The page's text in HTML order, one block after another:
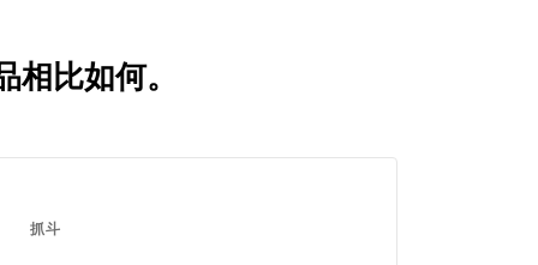
相比如何。
抓斗